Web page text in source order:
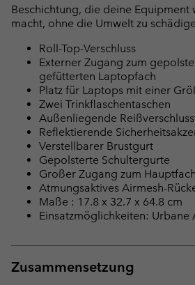
Beschichtung, die deine Equipment
macht, ohne die Umwelt zu
Roll-Top-Verschluss
Externer Zugang zum
gefütterten Laptopfach
Platz für Laptops mit einer
Zwei Trinkflaschentaschen
Außenliegende
Reflektierende
Verstellbarer Brustgurt
Gepolsterte Schultergurte
Großer Zugang zum Hauptfach
Atmungsaktives Airmesh-
Maße : 17.8 x 32.7 x 64.8 cm
Einsatzmöglichkeiten: Urbane
Zusammensetzung